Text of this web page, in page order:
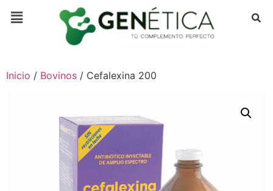
Inicio / Bovinos / Cefalexina 200